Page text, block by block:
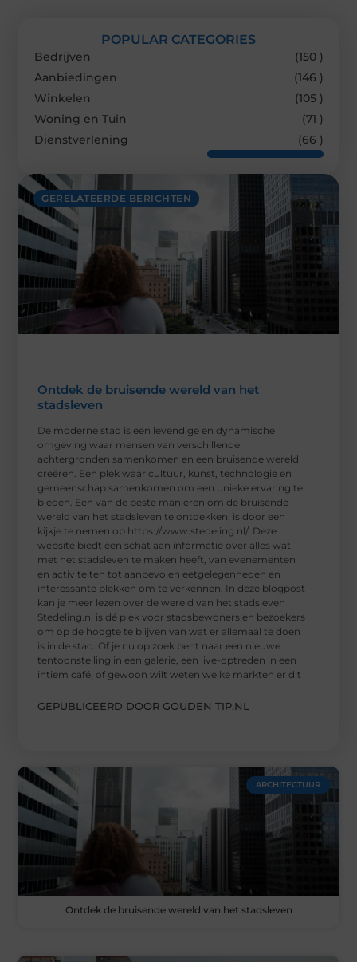
GERELATEERDE BERICHTEN
Ontdek de bruisende wereld van het
stadsleven
De moderne stad is een levendige en dynamische
omgeving waar mensen van verschillende
achtergronden samenkomen en een bruisende wereld
creëren. Een plek waar cultuur, kunst, technologie en
gemeenschap samenkomen om een unieke ervaring te
bieden. Een van de beste manieren om de bruisende
wereld van het stadsleven te ontdekken, is door een
kijkje te nemen op https://www.stedeling.nl/. Deze
website biedt een schat aan informatie over alles wat
met het stadsleven te maken heeft, van evenementen
en activiteiten tot aanbevolen eetgelegenheden en
interessante plekken om te verkennen. In deze blogpost
kan je meer lezen over de wereld van het stadsleven
Stedeling.nl is dé plek voor stadsbewoners en bezoekers
om op de hoogte te blijven van wat er allemaal te doen
is in de stad. Of je nu op zoek bent naar een nieuwe
tentoonstelling in een galerie, een live-optreden in een
intiem café, of gewoon wilt weten welke markten er dit
GEPUBLICEERD DOOR GOUDEN TIP.NL
POPULAR CATEGORIES
Bedrijven
(150 )
Aanbiedingen
(146 )
Winkelen
(105 )
Woning en Tuin
(71 )
Dienstverlening
(66 )
ARCHITECTUUR
Ontdek de bruisende wereld van het stadsleven